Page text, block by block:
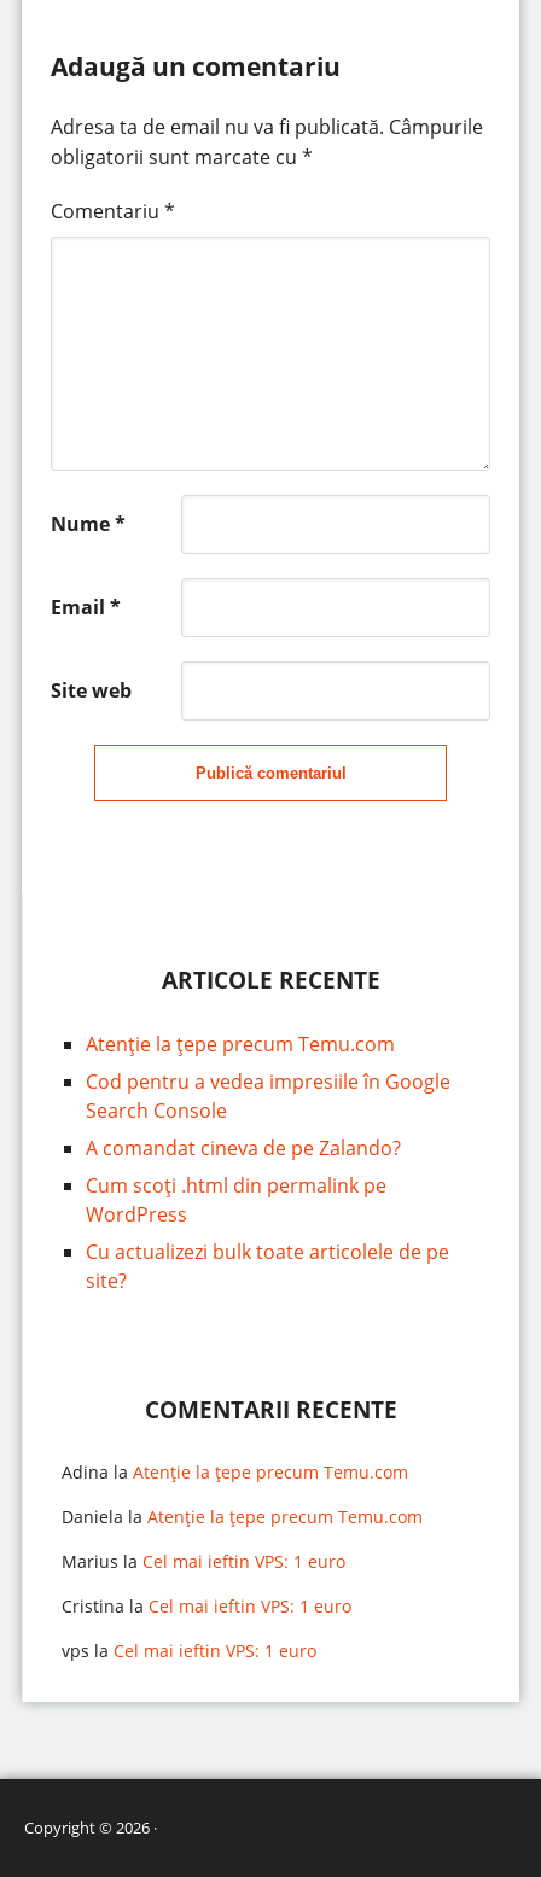
Adaugă un comentariu
Adresa ta de email nu va fi publicată. Câmpurile
obligatorii sunt marcate cu *
Comentariu *
Nume*
Email *
Site web
Publică comentariul
ARTICOLE RECENTE
Atenție la țepe precum Temu.com
Cod pentru a vedea impresiile în Google
Search Console
A comandat cineva de pe Zalando?
Cum scoți .html din permalink pe
WordPress
Cu actualizezi bulk toate articolele de pe
site?
COMENTARII RECENTE
Adina la Atenție la țepe precum Temu.com
Daniela la Atenție la țepe precum Temu.com
Marius la Cel mai ieftin VPS: 1 euro
Cristina la Cel mai ieftin VPS: 1 euro
vps la Cel mai ieftin VPS: 1 euro
Copyright © 2026 ·